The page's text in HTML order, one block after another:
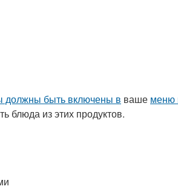
должны быть включены в ваше меню
блюда из этих продуктов.